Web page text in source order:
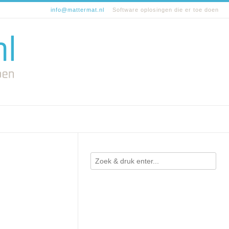
info@mattermat.nl Software oplosingen die er toe doen